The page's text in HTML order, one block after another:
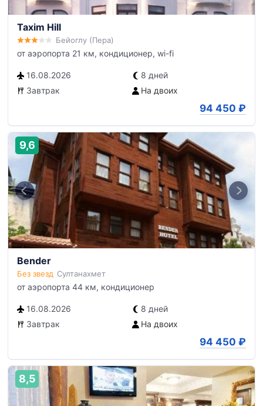
Taxim Hill
Бейоглу (Пера)
от аэропорта 21 км, кондиционер, wi-fi
16.08.2026
8 дней
Завтрак
На двоих
94 450 ₽
9,6
Bender
Без звезд Султанахмет
от аэропорта 44 км, кондиционер
16.08.2026
8 дней
Завтрак
На двоих
94 450 ₽
8,5